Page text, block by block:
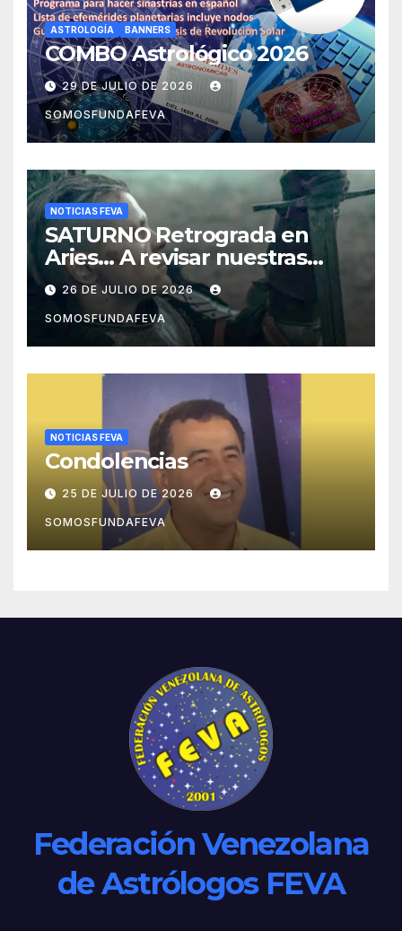
ASTROLOGÍA BANNERS
COMBO Astrológico 2026
29 DE JULIO DE 2026
SOMOSFUNDAFEVA
NOTICIAS FEVA
SATURNO Retrograda en
Aries… A revisar nuestras
acciones pasadas y pensar
mejor las futuras
26 DE JULIO DE 2026
SOMOSFUNDAFEVA
NOTICIAS FEVA
Condolencias
25 DE JULIO DE 2026
SOMOSFUNDAFEVA
Federación Venezolana
de Astrólogos FEVA